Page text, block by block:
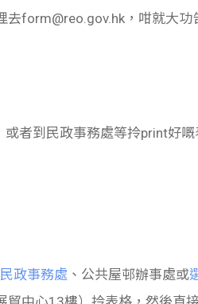
去form@reo.gov.hk，咁就大功
或者到民政事務處等拎print好
政事務處 、公共屋邨辦事處或